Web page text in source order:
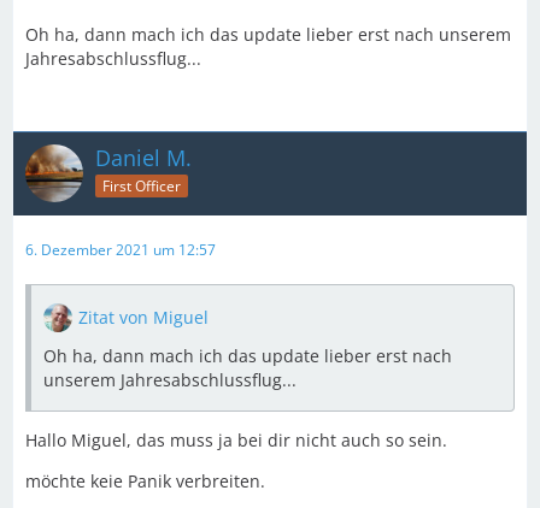
Oh ha, dann mach ich das update lieber erst nach unserem
Jahresabschlussflug...
Daniel M.
First Officer
6. Dezember 2021 um 12:57
Zitat von Miguel
Oh ha, dann mach ich das update lieber erst nach
unserem Jahresabschlussflug...
Hallo Miguel, das muss ja bei dir nicht auch so sein.
möchte keie Panik verbreiten.